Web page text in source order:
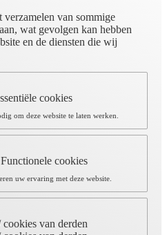
van sommige
wat gevolgen kan hebben
en de diensten die wij
cookies
om deze website te laten werken.
Functionele cookies
uw ervaring met deze website.
van derden